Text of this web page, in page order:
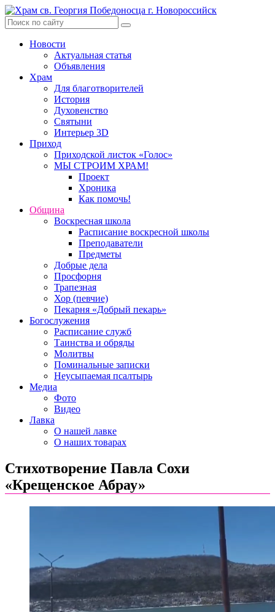
Skip
to
content
Новости
Актуальная статья
Объявления
Храм
Для благотворителей
История
Духовенство
Святыни
Интерьер 3D
Приход
Приходской листок «Голос»
МЫ СТРОИМ ХРАМ!
Проект
Хроника
Как помочь!
Община
Воскресная школа
Расписание воскресной школы
Преподаватели
Предметы
Добрые дела
Просфорня
Трапезная
Хор (певчие)
Пекарня «Добрый пекарь»
Богослужения
Расписание служб
Таинства и обряды
Молитвы
Поминальные записки
Неусыпаемая псалтырь
Медиа
Фото
Видео
Лавка
О нашей лавке
О наших товарах
Стихотворение Павла Сохи
«Крещенское Абрау»